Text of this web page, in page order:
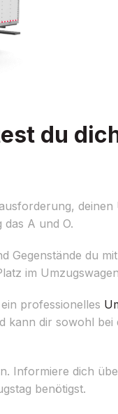
du
A und O.
Gegenstände du
im
professionelles
kann dir sowohl
Informiere dich
benötigst.